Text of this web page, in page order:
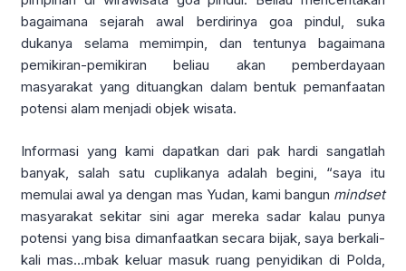
bagaimana sejarah awal berdirinya goa pindul, suka
dukanya selama memimpin, dan tentunya bagaimana
pemikiran-pemikiran beliau akan pemberdayaan
masyarakat yang dituangkan dalam bentuk pemanfaatan
potensi alam menjadi objek wisata.
Informasi yang kami dapatkan dari pak hardi sangatlah
banyak, salah satu cuplikanya adalah begini, “saya itu
memulai awal ya dengan mas Yudan, kami bangun mindset
masyarakat sekitar sini agar mereka sadar kalau punya
potensi yang bisa dimanfaatkan secara bijak, saya berkali-
kali mas…mbak keluar masuk ruang penyidikan di Polda,